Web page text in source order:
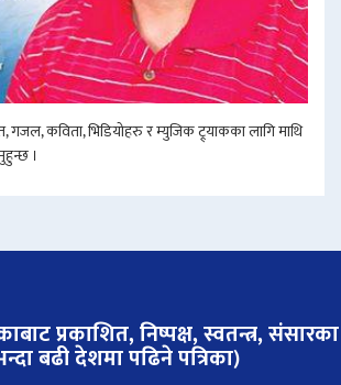
गजल, कविता, भिडियोहरु र म्युजिक ट्र्याकका लागि माथि
।
प्रकाशित, निष्पक्ष, स्वतन्त्र,संसारका
बढी देशमा पढिने पत्रिका)